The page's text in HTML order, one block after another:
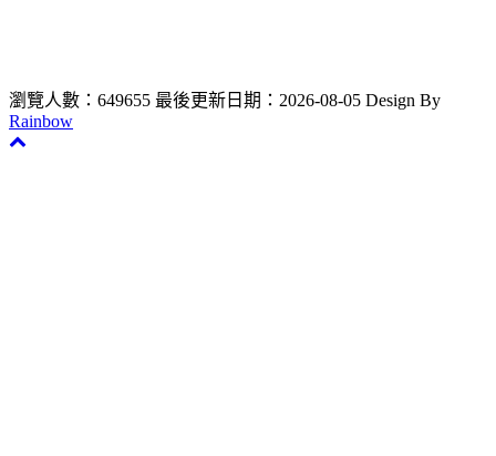
瀏覽人數：649655 最後更新日期：2026-08-05 Design By
Rainbow